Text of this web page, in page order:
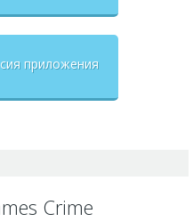
приложения
Crime